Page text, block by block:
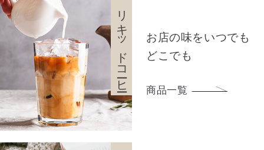
リキッドコーヒー
お店の味をいつでも
どこでも
商品一覧